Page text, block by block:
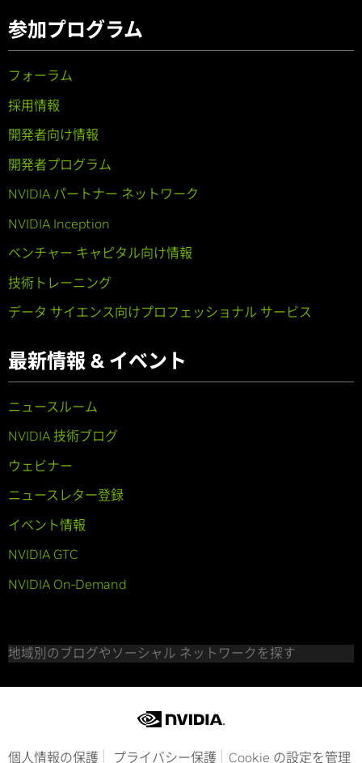
参加プログラム
フォーラム
採用情報
開発者向け情報
開発者プログラム
NVIDIA パートナー ネットワーク
NVIDIA Inception
ベンチャー キャピタル向け情報
技術トレーニング
データ サイエンス向けプロフェッショナル サービス
最新情報 & イベント
ニュースルーム
NVIDIA 技術ブログ
ウェビナー
ニュースレター登録
イベント情報
NVIDIA GTC
NVIDIA On-Demand
地域別のブログやソーシャル ネットワークを探す
個人情報の保護 プライバシー保護 Cookie の設定を管理